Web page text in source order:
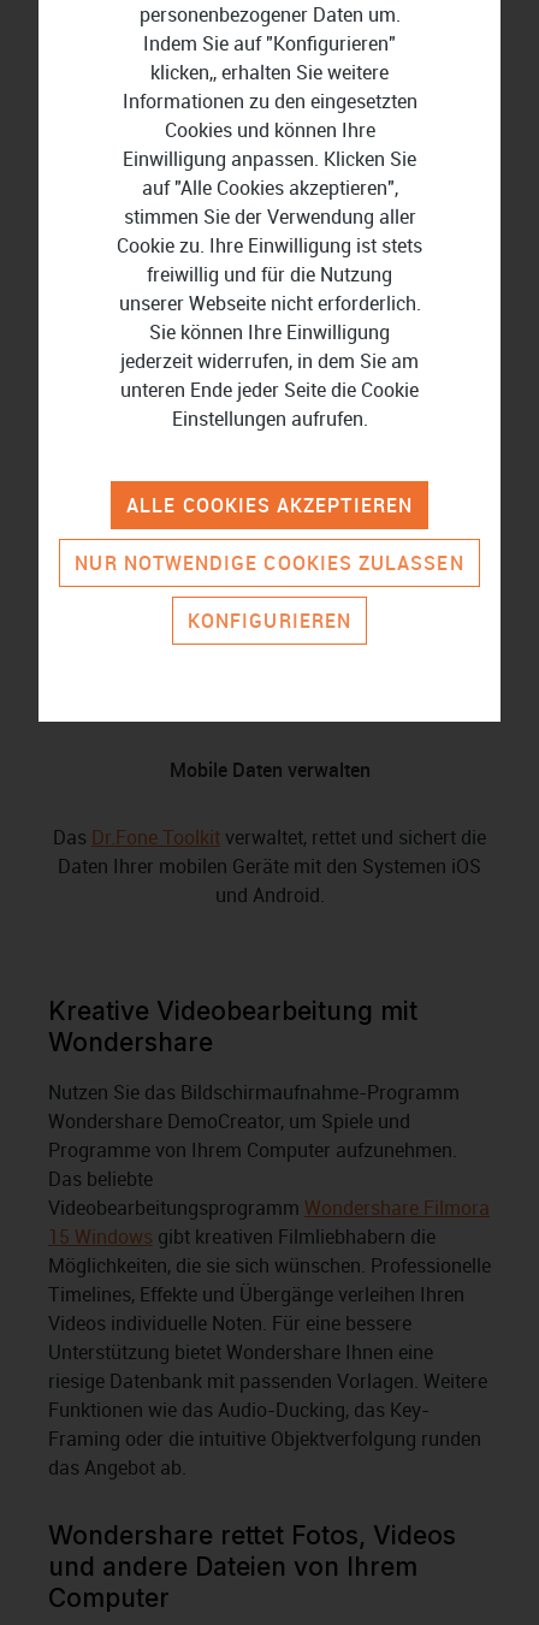
Erstellen, bearbeiten und brennen Sie professionelle
DVDs mit dem Wondershare DVD Creator.
Medien konvertieren
Dank Programmen wie demUniConverter für
Mackonvertieren Sie mehr als 1.000
Medienformate.
Für alle Betriebssysteme
Version für die Betriebssysteme macOS, iOS,
Android und Windows.
Datenrettung
Mit Wondershare retten Sie sensible Daten von
Mobile Daten verwalten
Das Dr.Fone Toolkit verwaltet, rettet und sichert die
Daten Ihrer mobilen Geräte mit den Systemen iOS
und Android.
Kreative Videobearbeitung mit
Wondershare
Nutzen Sie das Bildschirmaufnahme-Programm
Wondershare DemoCreator, um Spiele und
Programme von Ihrem Computer aufzunehmen.
Das beliebte
Videobearbeitungsprogramm Wondershare Filmora
15 Windows gibt kreativen Filmliebhabern die
Möglichkeiten, die sie sich wünschen. Professionelle
Timelines, Effekte und Übergänge verleihen Ihren
Videos individuelle Noten. Für eine bessere
Unterstützung bietet Wondershare Ihnen eine
riesige Datenbank mit passenden Vorlagen. Weitere
Funktionen wie das Audio-Ducking, das Key-
Framing oder die intuitive Objektverfolgung runden
das Angebot ab.
Wondershare rettet Fotos, Videos
und andere Dateien von Ihrem
Computer
personenbezogener Daten um.
Indem Sie auf "Konfigurieren"
klicken,, erhalten Sie weitere
Informationen zu den eingesetzten
Cookies und können Ihre
Einwilligung anpassen. Klicken Sie
auf "Alle Cookies akzeptieren",
stimmen Sie der Verwendung aller
Cookie zu. Ihre Einwilligung ist stets
freiwillig und für die Nutzung
unserer Webseite nicht erforderlich.
Sie können Ihre Einwilligung
jederzeit widerrufen, in dem Sie am
unteren Ende jeder Seite die Cookie
Einstellungen aufrufen.
NUR NOTWENDIGE COOKIES ZULASSEN
KONFIGURIEREN
ALLE COOKIES AKZEPTIEREN